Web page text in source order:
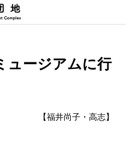
ュージアムに行
【福井尚子・高志】